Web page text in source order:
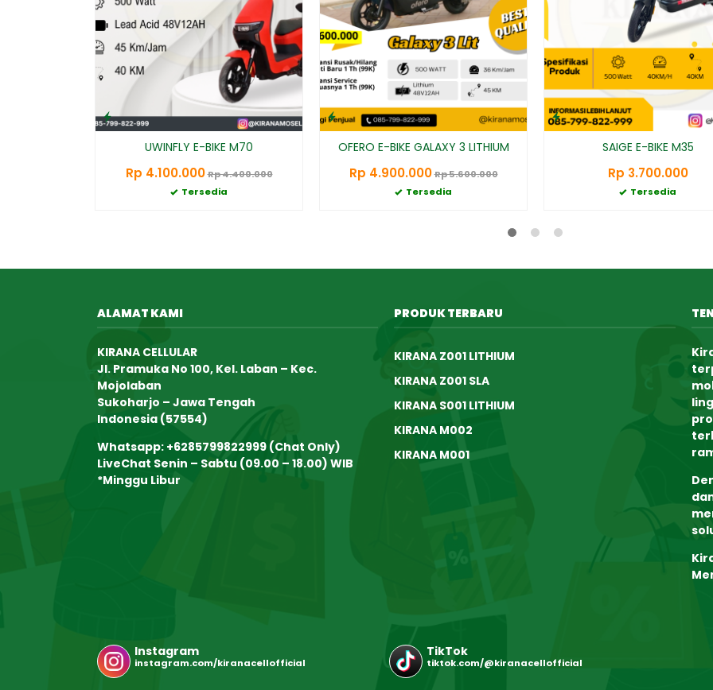
UWINFLY E-BIKE M70
Rp 4.100.000Rp 4.400.000
Tersedia
OFERO E-BIKE GALAXY 3 LITHIUM
Rp 4.900.000Rp 5.600.000
Tersedia
SAIGE E-BIKE M35
Rp 3.700.000
Tersedia
ALAMAT KAMI
KIRANA CELLULAR
Jl. Pramuka No 100, Kel. Laban – Kec.
Mojolaban
Sukoharjo – Jawa Tengah
Indonesia (57554)
Whatsapp: +6285799822999 (Chat Only)
LiveChat Senin – Sabtu (09.00 – 18.00) WIB
*Minggu Libur
PRODUK TERBARU
KIRANA Z001 LITHIUM
KIRANA Z001 SLA
KIRANA S001 LITHIUM
KIRANA M002
KIRANA M001
Instagram
instagram.com/kiranacellofficial
TikTok
tiktok.com/@kiranacellofficial